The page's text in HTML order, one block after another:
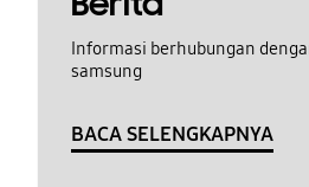
Informasi berhubungan
samsung
BACA SELENGKAPNYA